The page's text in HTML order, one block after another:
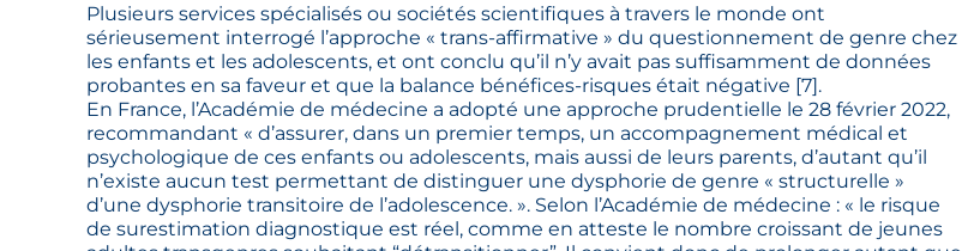
Plusieurs services spécialisés ou sociétés scientifiques à travers le monde ont
sérieusement interrogé l’approche « trans-affirmative » du questionnement de genre chez
les enfants et les adolescents, et ont conclu qu’il n’y avait pas suffisamment de données
probantes en sa faveur et que la balance bénéfices-risques était négative [7].
En France, l’Académie de médecine a adopté une approche prudentielle le 28 février 2022,
recommandant « d’assurer, dans un premier temps, un accompagnement médical et
psychologique de ces enfants ou adolescents, mais aussi de leurs parents, d’autant qu’il
n’existe aucun test permettant de distinguer une dysphorie de genre « structurelle »
d’une dysphorie transitoire de l’adolescence. ». Selon l’Académie de médecine : « le risque
de surestimation diagnostique est réel, comme en atteste le nombre croissant de jeunes